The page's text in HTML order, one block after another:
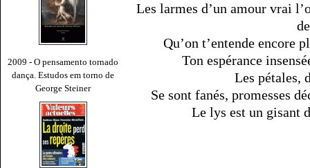
2009 - O pensamento tornado
dança. Estudos em torno de
George Steiner
Les larmes d’un amour vrai
Qu’on t’entende encore
Ton espérance
Les pétales,
Se sont fanés, promesses
Le lys est un gisant